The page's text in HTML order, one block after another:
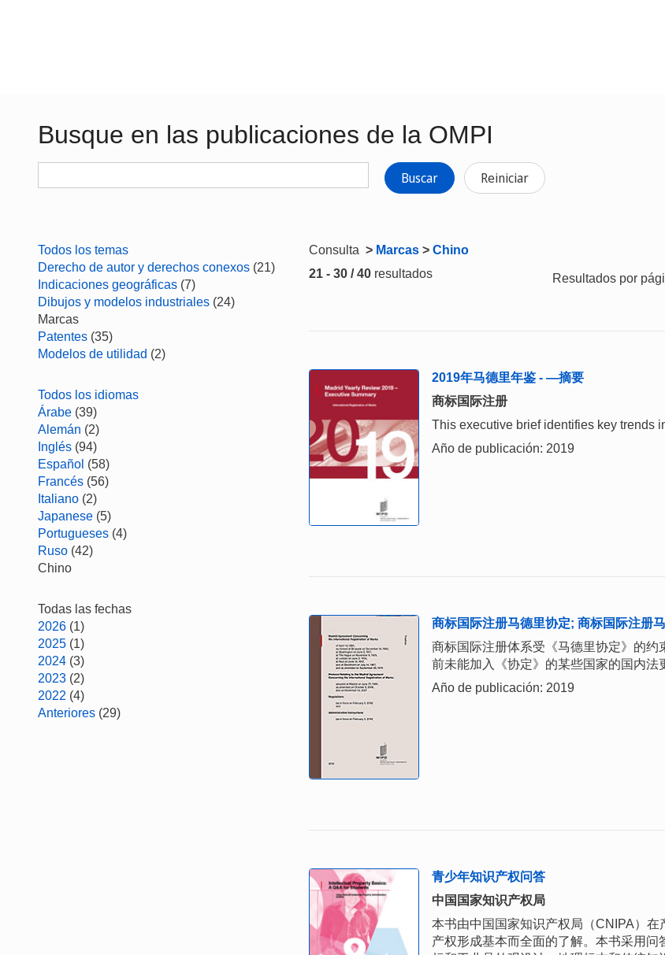
Busque en las publicaciones de la OMPI
Buscar Reiniciar
Todos los temas
Derecho de autor y derechos conexos (21)
Indicaciones geográficas (7)
Dibujos y modelos industriales (24)
Marcas
Patentes (35)
Modelos de utilidad (2)
Todos los idiomas
Árabe (39)
Alemán (2)
Inglés (94)
Español (58)
Francés (56)
Italiano (2)
Japanese (5)
Portugueses (4)
Ruso (42)
Chino
Todas las fechas
2026 (1)
2025 (1)
2024 (3)
2023 (2)
2022 (4)
Anteriores (29)
Consulta > Marcas > Chino
21 - 30 / 40 resultados Resultados por
2019年马德里年鉴 - —摘要
商标国际注册
This executive brief identifies key trends
Año de publicación: 2019
商标国际注册马德里协定; 商标国际注册
商标国际注册体系受《马德里协定》的
前未能加入《协定》的某些国家的国内法
Año de publicación: 2019
青少年知识产权问答
中国国家知识产权局
本书由中国国家知识产权局（CNIPA）
产权形成基本而全面的了解。本书采用